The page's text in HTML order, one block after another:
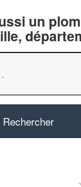
un